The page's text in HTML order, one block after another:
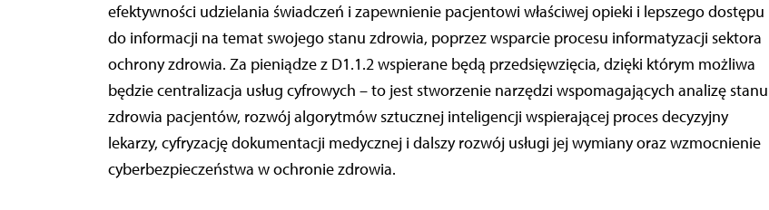
efektywności udzielania świadczeń i zapewnienie pacjentowi właściwej opieki i lepszego dostępu
do informacji na temat swojego stanu zdrowia, poprzez wsparcie procesu informatyzacji sektora
ochrony zdrowia. Za pieniądze z D1.1.2 wspierane będą przedsięwzięcia, dzięki którym możliwa
będzie centralizacja usług cyfrowych – to jest stworzenie narzędzi wspomagających analizę stanu
zdrowia pacjentów, rozwój algorytmów sztucznej inteligencji wspierającej proces decyzyjny
lekarzy, cyfryzację dokumentacji medycznej i dalszy rozwój usługi jej wymiany oraz wzmocnienie
cyberbezpieczeństwa w ochronie zdrowia.